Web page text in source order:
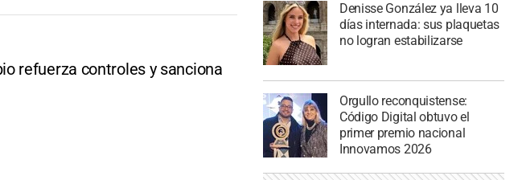
refuerza controles y sanciona
Denisse González ya lleva 10
días internada: sus plaquetas
no logran estabilizarse
Orgullo reconquistense:
Código Digital obtuvo el
primer premio nacional
Innovamos 2026